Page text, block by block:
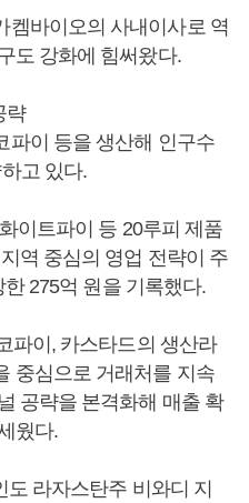
켐바이오의 사내이사로 역
도 강화에 힘써왔다.
략
파이 등을 생산해 인구수
고 있다.
이트파이 등 20루피 제품
역 중심의 영업 전략이 주
275억 원을 기록했다.
파이, 카스타드의 생산라
중심으로 거래처를 지속
공략을 본격화해 매출 확
웠다.
도 라자스탄주 비와디 지